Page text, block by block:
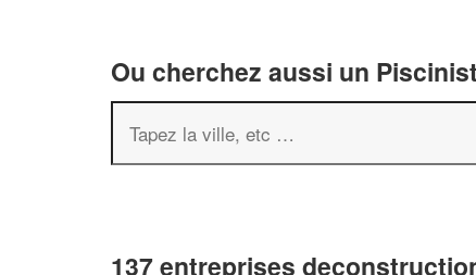
Ou cherchez aussi un
137 entreprises